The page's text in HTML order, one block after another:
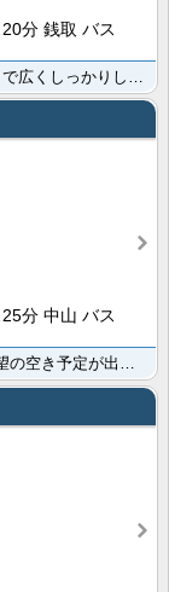
分 銭取 バス
分 中山 バス